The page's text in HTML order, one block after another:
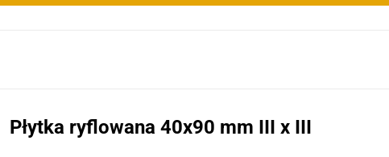
Płytka ryflowana 40x90 mm III x III